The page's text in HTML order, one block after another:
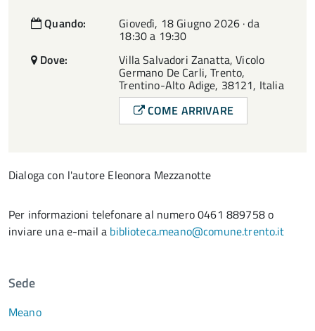
Quando: Giovedì, 18 Giugno 2026 · da
18:30 a 19:30
Dove:
Villa Salvadori Zanatta, Vicolo
Germano De Carli, Trento,
Trentino-Alto Adige, 38121, Italia
COME ARRIVARE
Dialoga con l'autore Eleonora Mezzanotte
Per informazioni telefonare al numero 0461 889758 o
inviare una e-mail a biblioteca.meano@comune.trento.it
Sede
Meano